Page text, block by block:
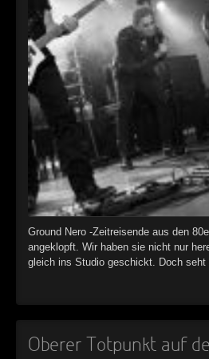
Ground Nero -Zeitreisende aus den
angeklopft. Wir haben sie nicht nur
gleich ins Studio geschickt. Doch seht
Oberer Totpunkt auf